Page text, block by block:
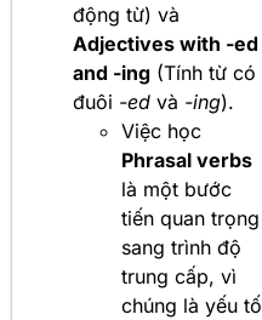
động từ) và
Adjectives with -ed
and -ing (Tính từ có
đuôi -ed và -ing).
Việc học
Phrasal verbs
là một bước
tiến quan trọng
sang trình độ
trung cấp, vì
chúng là yếu tố